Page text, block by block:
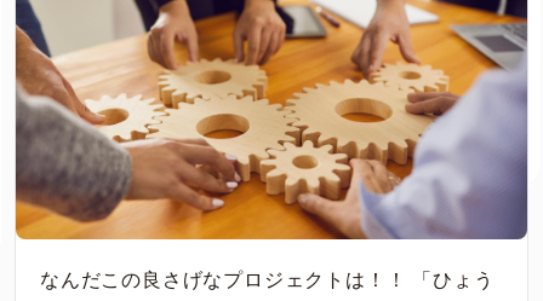
なんだこの良さげなプロジェクトは！！ 「ひょう